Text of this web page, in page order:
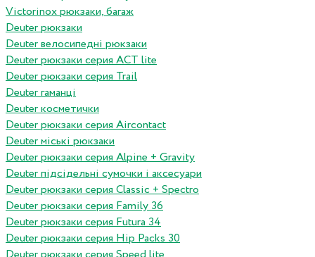
Victorinox рюкзаки, багаж
Deuter рюкзаки
Deuter велосипедні рюкзаки
Deuter рюкзаки серия ACT lite
Deuter рюкзаки серия Trail
Deuter гаманці
Deuter косметички
Deuter рюкзаки серия Aircontact
Deuter міські рюкзаки
Deuter рюкзаки серия Alpine + Gravity
Deuter підсідельні сумочки і аксесуари
Deuter рюкзаки серия Classic + Spectro
Deuter рюкзаки серия Family 36
Deuter рюкзаки серия Futura 34
Deuter рюкзаки серия Hip Packs 30